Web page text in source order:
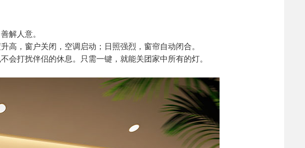
解人意。
高，窗户关闭，空调启动；日照强烈，窗帘自动闭合。
会打扰伴侣的休息。只需一键，就能关团家中所有的灯。